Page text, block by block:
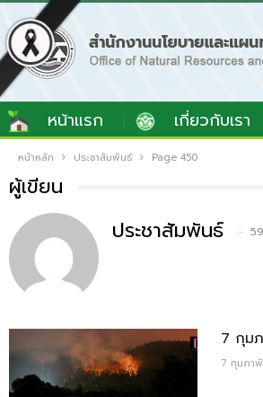
หน้าแรก เกี่ยวกับเรา
หน้าหลัก ประชาสัมพันธ์ Page 450
ผู้เขียน
ประชาสัมพันธ์
7 กุม
7 กุมภา